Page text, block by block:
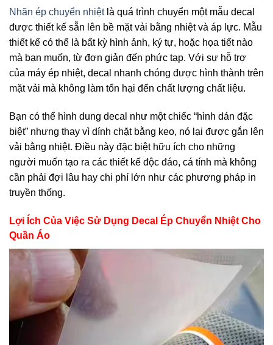
Nhãn ép chuyển nhiệtlà quá trình chuyển một mẫu decal
được thiết kế sẵn lên bề mặt vải bằng nhiệt và áp lực. Mẫu
thiết kế có thể là bất kỳ hình ảnh, ký tự, hoặc họa tiết nào
mà bạn muốn, từ đơn giản đến phức tạp. Với sự hỗ trợ
của máy ép nhiệt, decal nhanh chóng được hình thành trên
mặt vải mà không làm tổn hại đến chất lượng chất liệu.
Bạn có thể hình dung decal như một chiếc “hình dán đặc
biệt” nhưng thay vì dính chặt bằng keo, nó lại được gắn lên
vải bằng nhiệt. Điều này đặc biệt hữu ích cho những
người muốn tạo ra các thiết kế độc đáo, cá tính mà không
cần phải đợi lâu hay chi phí lớn như các phương pháp in
truyền thống.
Lợi Ích Của Việc Sử Dụng Decal Ép Chuyển Nhiệt Cho
Quần Áo